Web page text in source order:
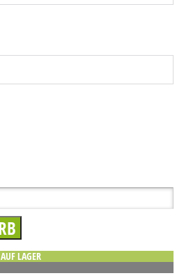
AUF LAGER